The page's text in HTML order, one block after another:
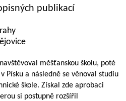
publikací
měšťanskou školu, poté
Písku a následně se věnoval studiu
škole. Získal zde aprobaci
si postupně rozšířil